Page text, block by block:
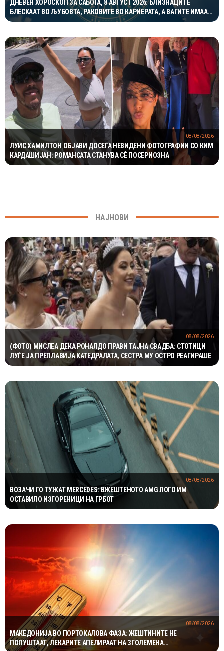
ДНЕВЕН ХОРОСКОП ЗА САБОТА, 8 АВГУСТ 2026: БЛИЗНАЦИТЕ
БЛЕСКААТ ВО ЉУБОВТА, РАКОВИТЕ ВО КАРИЕРАТА, А ВАГИТЕ ИМААТ
ОДЛИЧЕН ДЕН ЗА ХАРМОНИЈА
ЛУИС ХАМИЛТОН ОБЈАВИ ДОСЕГА НЕВИДЕНИ ФОТОГРАФИИ СО КИМ
КАРДАШИЈАН: РОМАНСАТА СТАНУВА СÈ ПОСЕРИОЗНА
08/08/2026
НАЈНОВИ
(ФОТО) МИСЛЕА ДЕКА РОНАЛДО ПРАВИ ТАЈНА СВАДБА: СТОТИЦИ
ЛУЃЕ ЈА ПРЕПЛАВИЈА КАТЕДРАЛАТА, СЕСТРА МУ ОСТРО РЕАГИРАШЕ
08/08/2026
ВОЗАЧИ ГО ТУЖАТ MERCEDES: ВЖЕШТЕНОТО AMG ЛОГО ИМ
ОСТАВИЛО ИЗГОРЕНИЦИ НА ГРБОТ
08/08/2026
МАКЕДОНИЈА ВО ПОРТОКАЛОВА ФАЗА: ЖЕШТИНИТЕ НЕ
ПОПУШТААТ, ЛЕКАРИТЕ АПЕЛИРААТ НА ЗГОЛЕМЕНА
08/08/2026